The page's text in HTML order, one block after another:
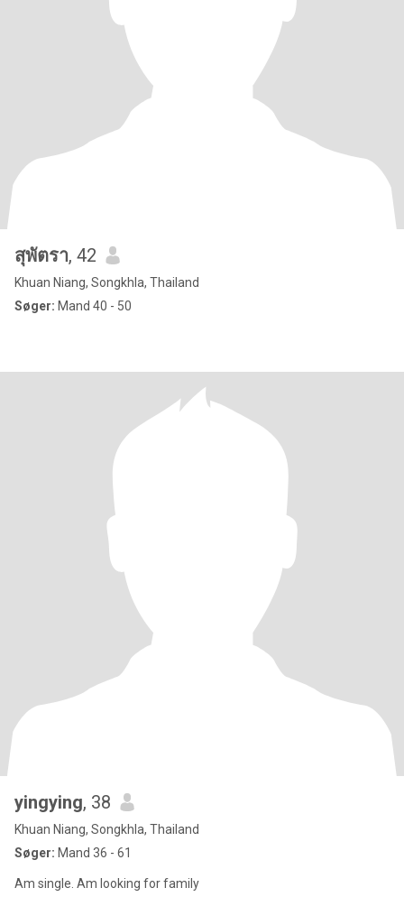
สุพัตรา, 42
Khuan Niang, Songkhla, Thailand
Søger: Mand 40 - 50
yingying, 38
Khuan Niang, Songkhla, Thailand
Søger: Mand 36 - 61
Am single. Am looking for family